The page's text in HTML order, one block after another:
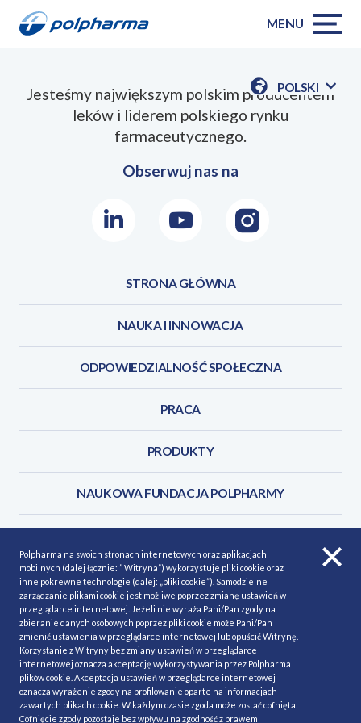
MENU
POLSKI
POKAŻ
Jesteśmy największym polskim producentem
leków i liderem polskiego rynku
farmaceutycznego.
Obserwuj nas na
LinkedInYoutubeInstagram
STRONA GŁÓWNA
NAUKA I INNOWACJA
ODPOWIEDZIALNOŚĆ SPOŁECZNA
PRACA
PRODUKTY
NAUKOWA FUNDACJA POLPHARMY
POLITYKA COOKIES
Polityka prywatności
MAPA STRONY
NASZE SERWISY
MATERIAŁY DO POBRANIA
MINIMALIZACJA RYZYKA
Polpharma na swoich stronach internetowych oraz aplikacjach
mobilnych (dalej łącznie: ” Witryna”) wykorzystuje pliki cookie oraz
inne pokrewne technologie (dalej: „pliki cookie”). Samodzielne
zarządzanie plikami cookie jest możliwe poprzez zmianę ustawień w
przeglądarce internetowej. Jeżeli nie wyraża Pani/Pan zgody na
zbieranie danych osobowych poprzez pliki cookie może Pani/Pan
zmienić ustawienia w przeglądarce internetowej lub opuścić Witrynę.
Korzystanie z Witryny bez zmiany ustawień w przeglądarce
internetowej oznacza akceptację wykorzystywania przez Polpharma
plików cookie. Akceptacja ustawień w przeglądarce internetowej
oznacza wyrażenie zgody na profilowanie oparte na informacjach
zawartych plikach cookie. W każdym czasie zgoda może zostać cofnięta.
Cofnięcie zgody pozostaje bez wpływu na zgodność z prawem